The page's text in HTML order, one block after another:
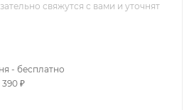
свяжутся с вами и уточнят
- бесплатно
390 ₽